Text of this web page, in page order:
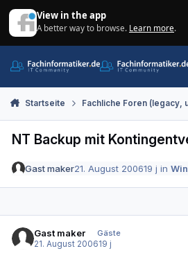
View in the app
A better way to browse. Learn more.
Startseite Fachliche Foren (legacy,
NT Backup mit
Gast maker21. August 200619 j in
Gast maker
Gäste
21. August 200619 j